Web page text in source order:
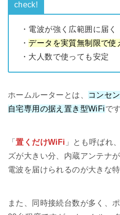
check!
・電波が強く広範囲に届く
・ データを実質無制限で使
・大人数で使っても安定
ホームルーターとは、
コンセ
自宅専用の据え置き型WiFiです
「置くだけWiFi 」とも呼ばれ
ズが大きい分、内蔵アンテナ
電波を届けられるのが大きな特
また、同時接続台数が多く、